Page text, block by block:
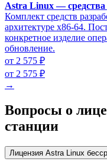
Astra Linux — средства
Комплект средств
архитектуре x86-64.
конкретное изделие
обновление.
от 2 575 ₽
от 2 575 ₽
→
Вопросы о
станции
Лицензия Astra Linux